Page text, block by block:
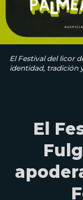
El Festival del licor
identidad, tradición
El